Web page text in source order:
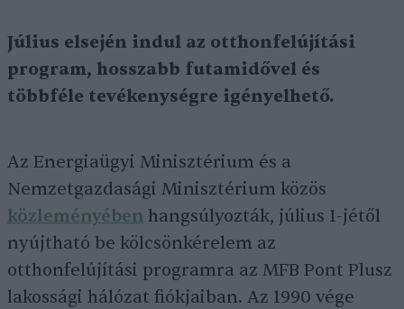
Július elsején indul az otthonfelújítási
program, hosszabb futamidővel és
többféle tevékenységre igényelhető.
Az Energiaügyi Minisztérium és a
Nemzetgazdasági Minisztérium közös
közleményében hangsúlyozták, július 1-jétől
nyújtható be kölcsönkérelem az
otthonfelújítási programra az MFB Pont Plusz
lakossági hálózat fiókjaiban. Az 1990 vége